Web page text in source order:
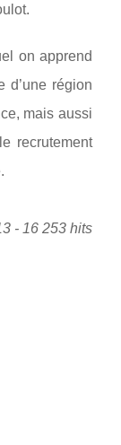
on apprend
d’une région
mais aussi
recrutement
- 16 253 hits